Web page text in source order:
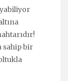
sahip bir